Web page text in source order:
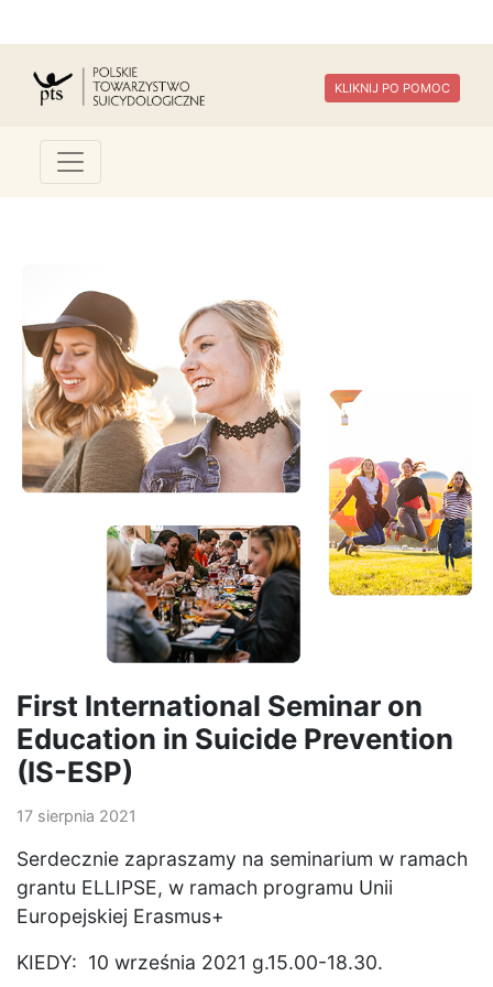
KLIKNIJ PO POMOC
First International Seminar on
Education in Suicide Prevention
(IS-ESP)
17 sierpnia 2021
Serdecznie zapraszamy na seminarium w ramach
grantu ELLIPSE, w ramach programu Unii
Europejskiej Erasmus+
KIEDY: 10 września 2021 g.15.00-18.30.